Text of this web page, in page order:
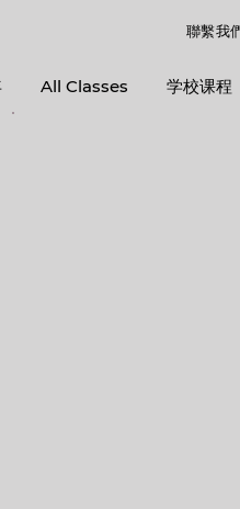
聯繫我
All Classes 学校课程